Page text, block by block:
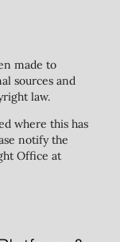
made to
sources and
law.
where this has
notify the
Office at